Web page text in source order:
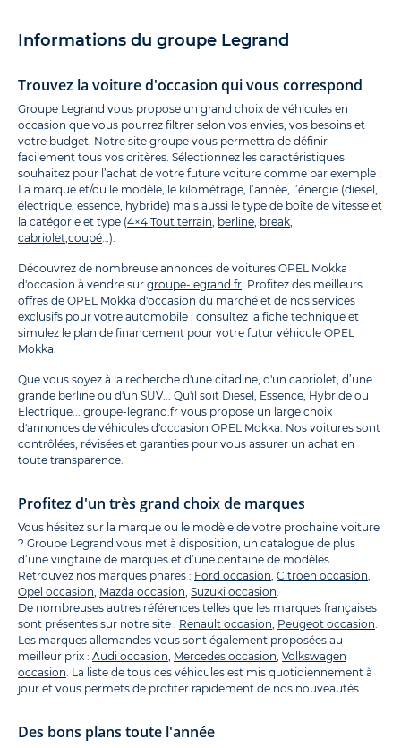
Informations du groupe Legrand
Trouvez la voiture d'occasion qui vous correspond
Groupe Legrand vous propose un grand choix de véhicules en
occasion que vous pourrez filtrer selon vos envies, vos besoins et
votre budget. Notre site groupe vous permettra de définir
facilement tous vos critères. Sélectionnez les caractéristiques
souhaitez pour l’achat de votre future voiture comme par exemple :
La marque et/ou le modèle, le kilométrage, l’année, l’énergie (diesel,
électrique, essence, hybride) mais aussi le type de boîte de vitesse et
la catégorie et type (4×4 Tout terrain, berline, break,
cabriolet,coupé…).
Découvrez de nombreuse annonces de voitures OPEL Mokka
d'occasion à vendre sur groupe-legrand.fr. Profitez des meilleurs
offres de OPEL Mokka d'occasion du marché et de nos services
exclusifs pour votre automobile : consultez la fiche technique et
simulez le plan de financement pour votre futur véhicule OPEL
Mokka.
Que vous soyez à la recherche d'une citadine, d'un cabriolet, d’une
grande berline ou d'un SUV... Qu'il soit Diesel, Essence, Hybride ou
Electrique... groupe-legrand.fr vous propose un large choix
d'annonces de véhicules d'occasion OPEL Mokka. Nos voitures sont
contrôlées, révisées et garanties pour vous assurer un achat en
toute transparence.
Profitez d'un très grand choix de marques
Vous hésitez sur la marque ou le modèle de votre prochaine voiture
? Groupe Legrand vous met à disposition, un catalogue de plus
d’une vingtaine de marques et d’une centaine de modèles.
Retrouvez nos marques phares : Ford occasion, Citroën occasion,
Opel occasion, Mazda occasion, Suzuki occasion.
De nombreuses autres références telles que les marques françaises
sont présentes sur notre site : Renault occasion, Peugeot occasion.
Les marques allemandes vous sont également proposées au
meilleur prix : Audi occasion, Mercedes occasion, Volkswagen
occasion. La liste de tous ces véhicules est mis quotidiennement à
jour et vous permets de profiter rapidement de nos nouveautés.
Des bons plans toute l'année